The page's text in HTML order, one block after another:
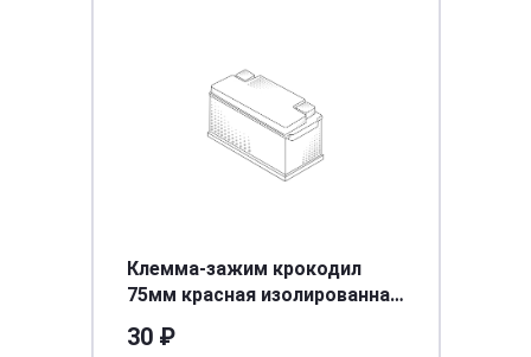
Клемма-зажим крокодил
75мм красная изолированная
30 ₽